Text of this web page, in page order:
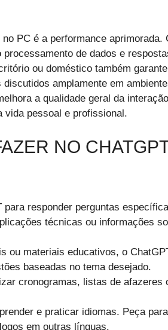
PC é a performance aprimorada.
de dados e
ou doméstico também
amplamente em
a qualidade geral da
vida pessoal e profissional.
NO
para responder perguntas
técnicas ou informações
ou materiais educativos, o
baseadas no tema desejado.
cronogramas, listas de afazeres
e praticar idiomas. Peça
em outras línguas.